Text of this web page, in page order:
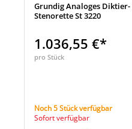
Grundig Analoges
Stenorette St 3220
1.036,55 €*
pro Stück
Noch 5 Stück verfügbar
Sofort verfügbar